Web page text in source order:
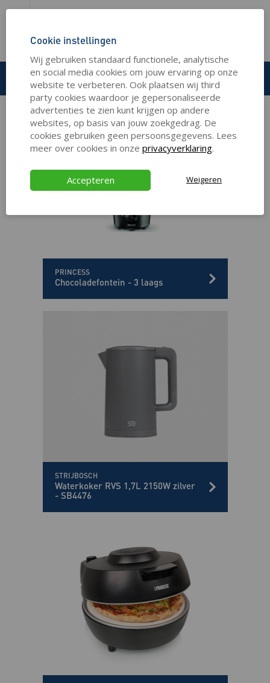
Keukenapparaten
PRINCESS
Chocoladefontein - 3 laags
STRIJBOSCH
Waterkoker RVS 1,7L 2150W zilver
- SB4476
Cookie instellingen
Wij gebruiken standaard functionele, analytische
en social media cookies om jouw ervaring op onze
website te verbeteren. Ook plaatsen wij third
party cookies waardoor je gepersonaliseerde
advertenties te zien kunt krijgen op andere
websites, op basis van jouw zoekgedrag. De
cookies gebruiken geen persoonsgegevens. Lees
meer over cookies in onze privacyverklaring.
Accepteren Weigeren